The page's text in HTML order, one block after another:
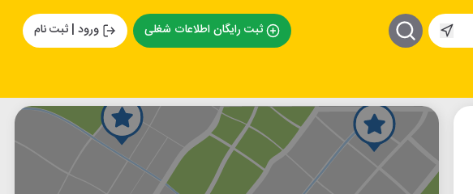
ثبت رایگان اطلاعات شغلی ورود | ثبت نام